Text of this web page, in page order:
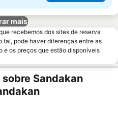
mais
recebemos dos sites de reserva
tal, pode haver diferenças entre as
e os preços que estão disponíveis
Sandakan